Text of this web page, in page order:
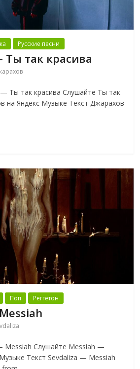
Русские песни
так красива
Ты так красива Слушайте Ты так
на Яндекс Музыке Текст Джарахов
Поп Реггетон
Messiah Слушайте Messiah —
Текст Sevdaliza — Messiah